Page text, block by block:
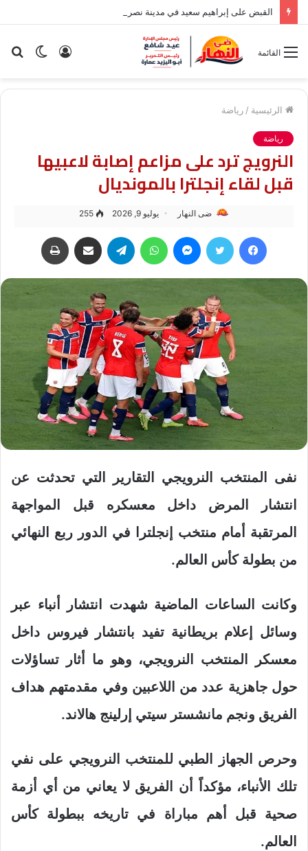
القبض على إبراهيم سعيد في مدينة نصر بسبب قضية نفقة
الوضع تسجيل
القائمة
الرئيسية / رياضة
رياضة
النرويج ترد على مزاعم إصابة لاعبيها
قبل لقاء إنجلترا بالمونديال
ضى النهار يوليو 9, 2026 255
فيسبوك تويتر ماسنجر واتساب تيلقرام مشاركة عبر البريد
نفى المنتخب النرويجي التقارير التي تحدثت عن
انتشار المرض داخل معسكره قبل المواجهة
المرتقبة أمام منتخب إنجلترا في الدور ربع النهائي
من بطولة كأس العالم.
وكانت الساعات الماضية شهدت انتشار أنباء عبر
وسائل إعلام بريطانية تفيد بانتشار فيروس داخل
معسكر المنتخب النرويجي، وهو ما أثار تساؤلات
حول جاهزية عدد من اللاعبين وفي مقدمتهم هداف
الفريق ونجم مانشستر سيتي إرلينج هالاند.
وحرص الجهاز الطبي للمنتخب النرويجي على نفي
تلك الأنباء، مؤكداً أن الفريق لا يعاني من أي أزمة
صحية قبل أهم مباراة في تاريخه ببطولة كأس
العالم.